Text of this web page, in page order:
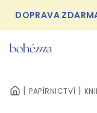
obsah
DOPRAVA
DOMŮPAPÍRNICTVÍ